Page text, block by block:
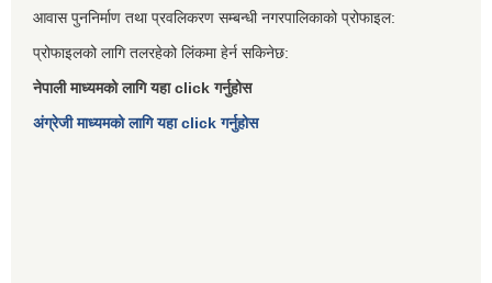
आवास पुननिर्माण तथा प्रवलिकरण सम्बन्धी नगरपालिकाको प्रोफाइल:
प्रोफाइलको लागि तलरहेको लिंकमा हेर्न सकिनेछ:
नेपाली माध्यमको लागि यहा click गर्नुहोस
अंग्रेजी माध्यमको लागि यहा click गर्नुहोस